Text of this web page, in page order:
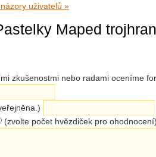
uživatelů »
Maped
zkušenostmi nebo radami oceníme
(zvolte počet hvězdiček pro ohodnocení)